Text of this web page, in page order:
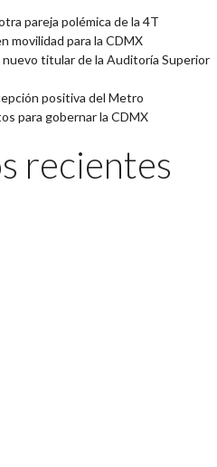
pareja polémica de la 4T
movilidad para la CDMX
titular de la Auditoría Superior
positiva del Metro
para gobernar la CDMX
recientes